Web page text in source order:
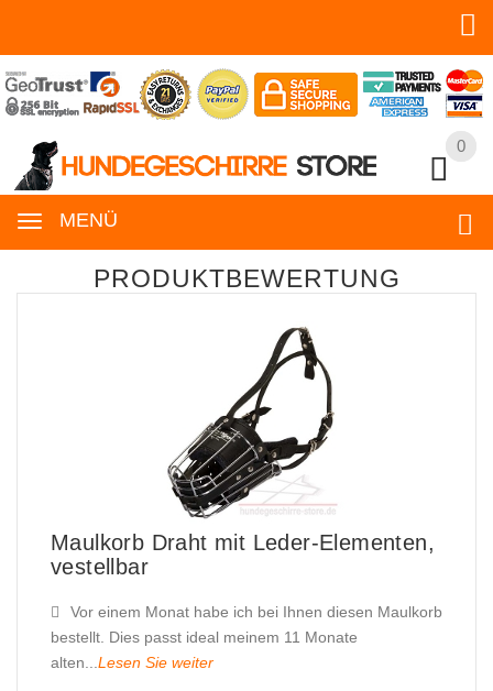
0
MENÜ
0
PRODUKTBEWERTUNG
Maulkorb Draht mit Leder-Elementen,
vestellbar
Vor einem Monat habe ich bei Ihnen diesen Maulkorb
bestellt. Dies passt ideal meinem 11 Monate
alten...Lesen Sie weiter